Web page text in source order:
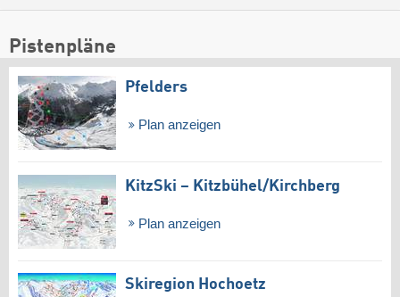
Pistenpläne
Pfelders
Plan anzeigen
KitzSki – Kitzbühel/​Kirchberg
Plan anzeigen
Skiregion Hochoetz